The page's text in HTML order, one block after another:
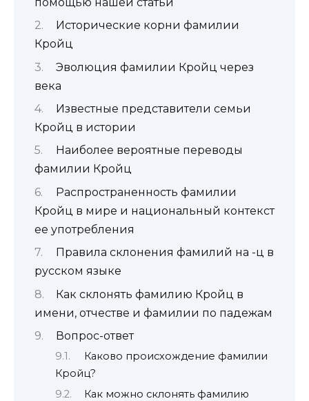
Исторические корни фамилии
Кройц
Эволюция фамилии Кройц через
века
Известные представители семьи
Кройц в истории
Наиболее вероятные переводы
фамилии Кройц
Распространенность фамилии
Кройц в мире и национальный контекст
ее употребления
Правила склонения фамилий на -ц в
русском языке
Как склонять фамилию Кройц в
имени, отчестве и фамилии по падежам
Вопрос-ответ
Каково происхождение фамилии
Кройц?
Как можно склонять фамилию